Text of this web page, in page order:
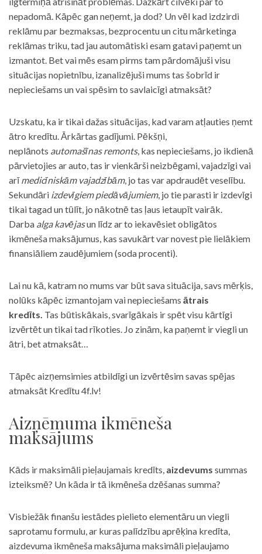
nepadomā. Kāpēc gan neņemt, ja dod? Un vēl kad izdzirdi
reklāmu par bezmaksas, bezprocentu un citu mārketinga
reklāmas triku, tad jau automātiski esam gatavi paņemt un
izmantot. Bet vai mēs esam pirms tam pārdomājuši visu
situācijas nopietnību, izanalizējuši mums tas šobrīd ir
nepieciešams un vai spēsim to savlaicīgi atmaksāt?
Uzskatu, ka ir tikai dažas situācijas, kad varam atļauties ņemt
ātro kredītu. Ārkārtas gadījumi. Pēkšņi,
neplānots automašīnas remonts, kas nepieciešams, jo ikdienā
pārvietojies ar auto, tas ir vienkārši neizbēgami, vajadzīgi vai
arīmedicīniskām vajadzībām, jo tas var apdraudēt veselību.
Sekundāri izdevīgiem piedāvājumiem, jo tie parasti ir izdevīgi
tikai tagad un tūlīt, jo nākotnē tas ļaus ietaupīt vairāk.
Darba alga kavējasun līdz ar to iekavēsiet obligātos
ikmēneša maksājumus, kas savukārt var novest pie lielākiem
finansiāliem zaudējumiem (soda procenti).
Lai nu kā, katram no mums var būt sava situācija, savs mērķis,
nolūks kāpēc izmantojam vai nepieciešams ātrais
kredīts. Tas būtiskākais, svarīgākais ir spēt visu kārtīgi
izvērtēt un tikai tad rīkoties. Jo zinām, ka paņemt ir viegli un
ātri, bet atmaksāt…
Tāpēc aizņemsimies atbildīgi un izvērtēsim savas spējas
atmaksāt Kredītu 4f.lv!
Aizņēmuma ikmēneša
maksājums
Kāds ir maksimāli pieļaujamais kredīts, aizdevums summas
izteiksmē? Un kāda ir tā ikmēneša dzēšanas summa?
Visbiežāk finanšu iestādes pielieto elementāru un viegli
saprotamu formulu, ar kuras palīdzību aprēķina kredīta,
aizdevuma ikmēneša maksājuma maksimāli pieļaujamo